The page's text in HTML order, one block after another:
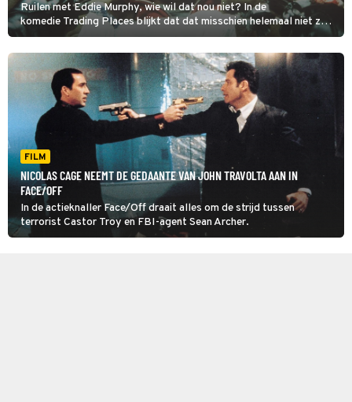
Ruilen met Eddie Murphy, wie wil dat nou niet? In de
komedie Trading Places blijkt dat dat misschien helemaal niet zo'n
goed idee is.
FILM
NICOLAS CAGE NEEMT DE GEDAANTE VAN JOHN TRAVOLTA AAN IN
FACE/OFF
In de actieknaller Face/Off draait alles om de strijd tussen
terrorist Castor Troy en FBI-agent Sean Archer.